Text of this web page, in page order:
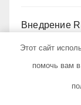
Внедрение
Центр
терапии и
Этот сайт
помочь вам